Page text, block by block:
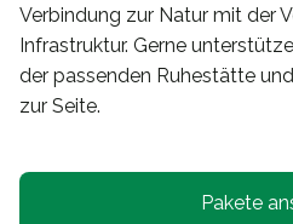
Verbindung zur Natur mit der
Infrastruktur. Gerne
der passenden Ruhestätte
zur Seite.
Pakete